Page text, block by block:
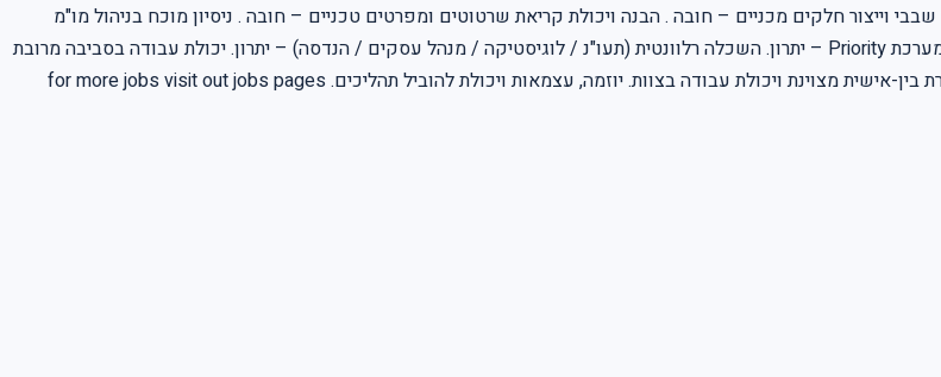
וייצור חלקים מכניים – חובה . הבנה ויכולת קריאת שרטוטים ומפרטים טכניים – חובה . ניסיון מוכח בניהול מו"מ
והוזלת עלויות – חובה . ניסיון בניהול ספקים והתקשרויות – חובה . ניסיון בעבודה עם מערכת Priority – יתרון. השכלה רלוונטית (תעו"נ / לוגיסטיקה / מנהל עסקים / הנדסה) – יתרון. יכולת עבודה בסביבה מרובת
משימות ודינמית. חשיבה אנליטית וראייה מערכתית. כישורי מו"מ ושכנוע גבוהים. תקשורת בין-אישית מצוינת ויכולת עבודה בצוות. יוזמה, עצמאות ויכולת להוביל תהליכים. for more jobs visit out jobs pages